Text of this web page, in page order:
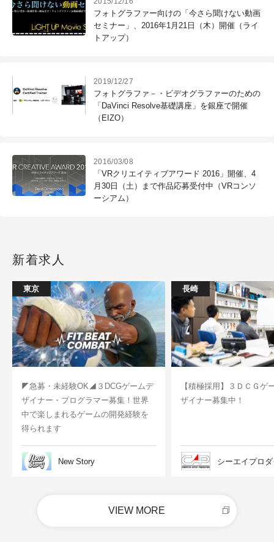
フォトグラファー向けの「今さら聞けない動画
セミナー」、2016年1月21日（木）開催（ライ
トアップ）
2019/12/27
フォトグラファ－・ビデオグラファーのための
「DaVinci Resolve基礎講座」を銀座で開催
（EIZO）
2016/03/08
「VRクリエイティブアワード 2016」開催、4
月30日（土）まで作品応募受付中（VRコンソ
ーシアム）
新着求人
東京
◤急募・未経験OK◢３DCGゲームデ
ザイナー・プログラマー募集！世界
中で楽しまれるゲームの開発経験を
得られます
New Story
長崎
【積極採用】３ＤＣＧゲ
ザイナー募集中！
シーエイプロ
VIEW MORE